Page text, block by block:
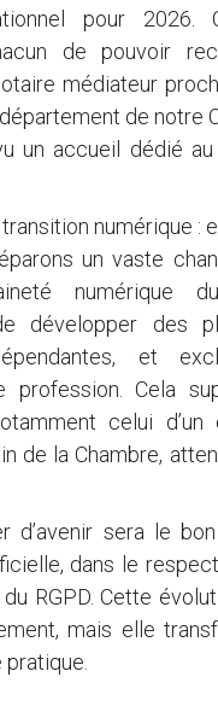
pour 2026.
de pouvoir
médiateur
de notre
un accueil dédié
numérique :
un vaste
numérique
développer des
et
profession. Cela
celui d’un
de la Chambre,
d’avenir sera le
dans le
RGPD. Cette
mais elle